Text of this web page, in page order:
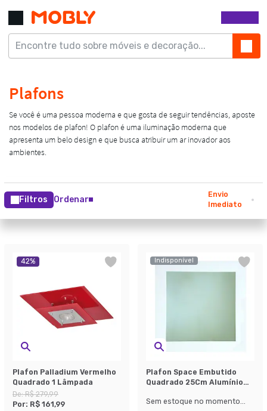
Filtros Ordenar
Envio
Imediato
42%
Plafon Palladium Vermelho
Quadrado 1 Lâmpada
De:R$ 279,99
Por: R$ 161,99
Indisponível
Plafon Space Embutido
Quadrado 25Cm Alumínio
Lâmpadas Max 60W Branco
Sem estoque no momento...